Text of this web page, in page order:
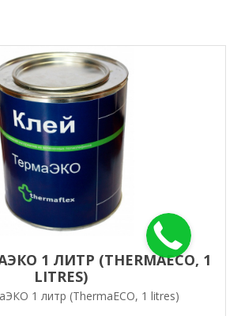
1 ЛИТР (THERMAECO, 1
LITRES)
1 литр (ThermaECO, 1 litres)